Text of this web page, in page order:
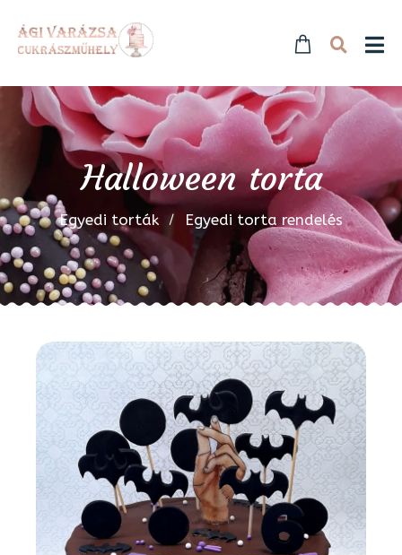
Halloween torta
Egyedi torták Egyedi torta rendelés